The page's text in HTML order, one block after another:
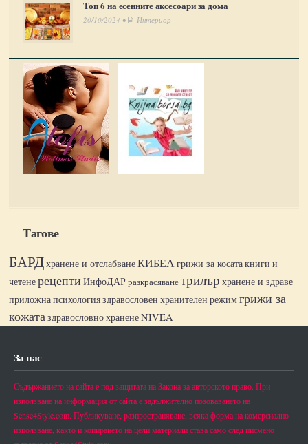
Топ 6 на есенните аксесоари за дома
20/10/2024 • Интериор
Тагове
БАРДхранене и отслабванеКИБЕАгрижи за косатакниги и
четенерецепти ИнфоДАРразкрасяванетрилър хранене и здраве
приложна психологияздравословен хранителен режимгрижи за
кожатаздравословно храненеNIVEA
За нас
Съдържанието на сайта е под защитата на Закона за авторското право. При
използване на информация от сайта е задължително позоваването на
Sense4Style.com. Публикуване, разпространяване, всяка форма на комерсиално
използване, както и копирането на цели материали става само след писмено